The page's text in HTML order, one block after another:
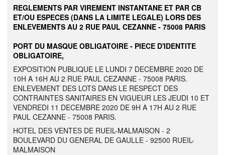
REGLEMENTS PAR VIREMENT INSTANTANE ET PAR CB
ET/OU ESPECES (DANS LA LIMITE LEGALE) LORS DES
ENLEVEMENTS AU 2 RUE PAUL CEZANNE - 75008 PARIS
PORT DU MASQUE OBLIGATOIRE - PIECE D'IDENTITE
OBLIGATOIRE.
EXPOSITION PUBLIQUE LE LUNDI 7 DECEMBRE 2020 DE
10H A 16H AU 2 RUE PAUL CEZANNE - 75008 PARIS.
ENLEVEMENT DES LOTS DANS LE RESPECT DES
CONTRAINTES SANITAIRES EN VIGUEUR LES JEUDI 10 ET
VENDREDI 11 DECEMBRE 2020 DE 9H A 17H AU 2 RUE
PAUL CEZANNE - 75008 PARIS.
HOTEL DES VENTES DE RUEIL-MALMAISON - 2
BOULEVARD DU GENERAL DE GAULLE - 92500 RUEIL-
MALMAISON